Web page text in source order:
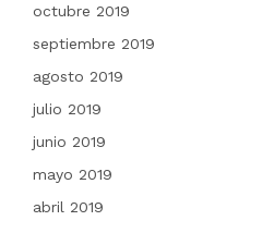
octubre 2019
septiembre 2019
agosto 2019
julio 2019
junio 2019
mayo 2019
abril 2019